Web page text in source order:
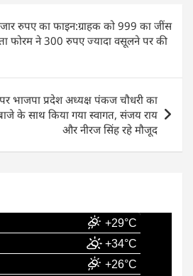
l e
रुपए का फाइन:ग्राहक को 999 का जींस
फोरम ने 300 रुपए ज्यादा वसूलने पर की
भाजपा प्रदेश अध्यक्ष पंकज चौधरी का
के साथ किया गया स्वागत, संजय राय
और नीरज सिंह रहे मौजूद
+29°C
+34°C
+26°C